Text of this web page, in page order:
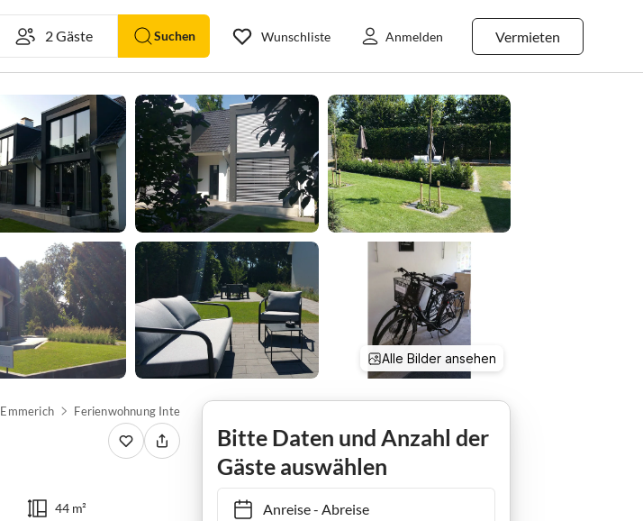
Suchen Vermieten
Wunschliste Anmelden
Alle Bilder ansehen
Emmerich Ferienwohnung Intermezzo 3
44 m²
Bitte Daten und Anzahl der
Gäste auswählen
Anreise- Abreise